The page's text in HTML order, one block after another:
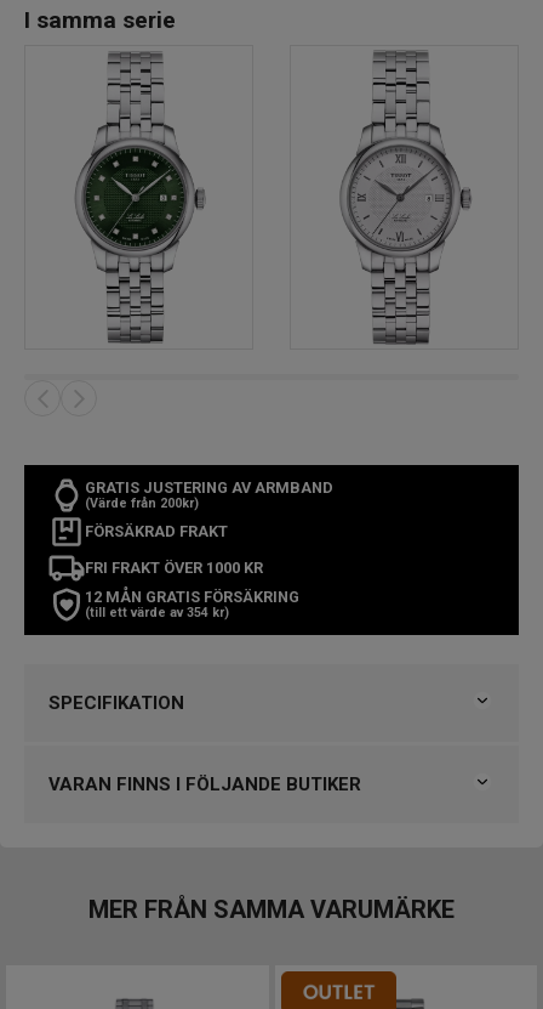
I samma serie
GRATIS JUSTERING AV ARMBAND
(Värde från 200kr)
FÖRSÄKRAD FRAKT
FRI FRAKT ÖVER 1000 KR
12 MÅN GRATIS FÖRSÄKRING
(till ett värde av 354 kr)
SPECIFIKATION
Kollektion
Le Locle
VARAN FINNS I FÖLJANDE BUTIKER
Klockmaster Norrköping, Becks Urhandel
Klockmaster Östersund
VARUMÄRKET HITTAR DU HOS
MER FRÅN SAMMA VARUMÄRKE